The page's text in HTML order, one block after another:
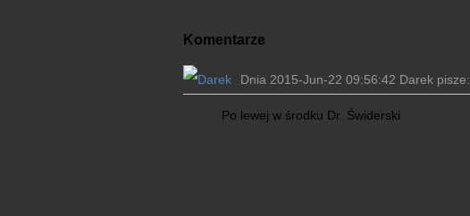
Komentarze
Dnia 2015-Jun-22 09:56:42 Darek pisze:
Po lewej w środku Dr. Świderski